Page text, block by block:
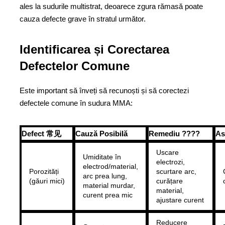
ales la sudurile multistrat, deoarece zgura rămasă poate
cauza defecte grave în stratul următor.
Identificarea și Corectarea
Defectelor Comune
Este important să înveți să recunoști și să corectezi
defectele comune în sudura MMA:
Defect 常见 Cauză Posibilă Remediu ????
Porozități
(găuri mici)
Umiditate în
electrod/material,
arc prea lung,
material murdar,
curent prea mic
Uscare
electrozi,
scurtare arc,
curățare
material,
ajustare curent
Reducere